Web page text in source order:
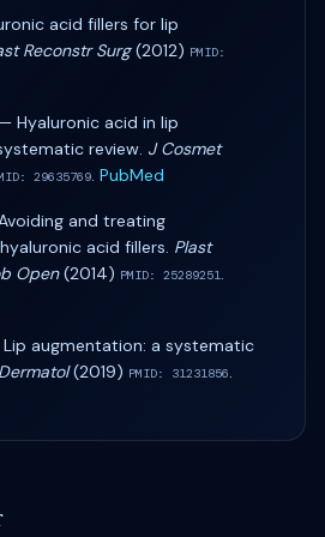
acid fillers for lip
Reconstr Surg(2012) PMID:
— Hyaluronic acid in lip
review. J Cosmet
29635769. PubMed
and treating
acid fillers. Plast
Open(2014) PMID: 25289251.
Lip augmentation: a systematic
(2019) PMID: 31231856.